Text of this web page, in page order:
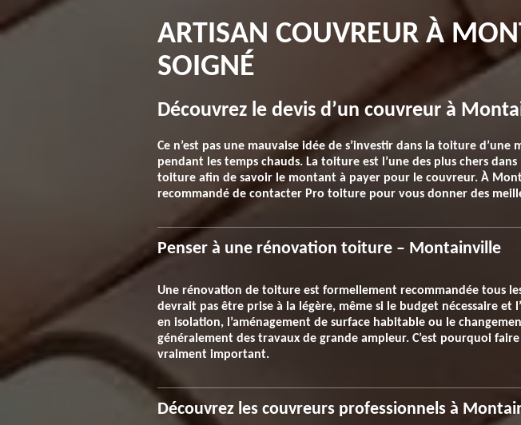
ARTISAN COUVREUR À
SOIGNÉ
Découvrez le devis d’un couvreur à
Ce n’est pas une mauvaise idée de s’investir dans la toiture
pendant les temps chauds. La toiture est l’une des plus chers
toiture afin de savoir le montant à payer pour le couvreur. À
recommandé de contacter Pro toiture pour vous donner des
Penser à une rénovation toiture – Montainville
Une rénovation de toiture est formellement recommandée tous
devrait pas être prise à la légère, même si le budget nécessaire et
en isolation, l’aménagement de surface habitable ou le
généralement des travaux de grande ampleur. C’est pourquoi
vraiment important.
Découvrez les couvreurs professionnels à